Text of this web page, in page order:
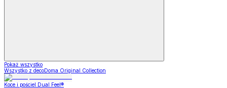
Pokaż wszystko
Wszystko z decoDoma Original Collection
Koce i pościel Dual Feel®